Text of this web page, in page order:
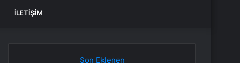
İLETIŞIM
Son Eklenen